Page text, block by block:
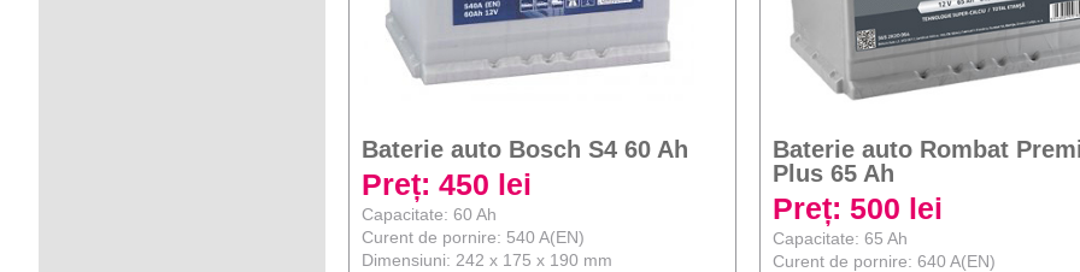
Baterie auto Bosch S4 60 Ah
Preț: 450 lei
Capacitate: 60 Ah
Curent de pornire: 540 A(EN)
Dimensiuni: 242 x 175 x 190 mm
Baterie auto Rombat
Plus 65 Ah
Preț: 500 lei
Capacitate: 65 Ah
Curent de pornire: 640 A(EN)